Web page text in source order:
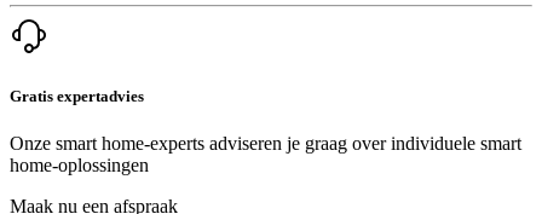
Gratis expertadvies
Onze smart home-experts adviseren je graag over individuele smart
home-oplossingen
Maak nu een afspraak